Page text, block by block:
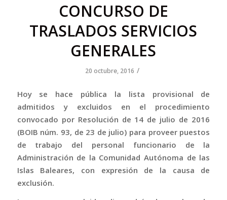
CONCURSO DE
TRASLADOS SERVICIOS
GENERALES
20 octubre, 2016 /
Hoy se hace pública la lista provisional de
admitidos y excluidos en el procedimiento
convocado por Resolución de 14 de julio de 2016
(BOIB núm. 93, de 23 de julio) para proveer puestos
de trabajo del personal funcionario de la
Administración de la Comunidad Autónoma de las
Islas Baleares, con expresión de la causa de
exclusión.